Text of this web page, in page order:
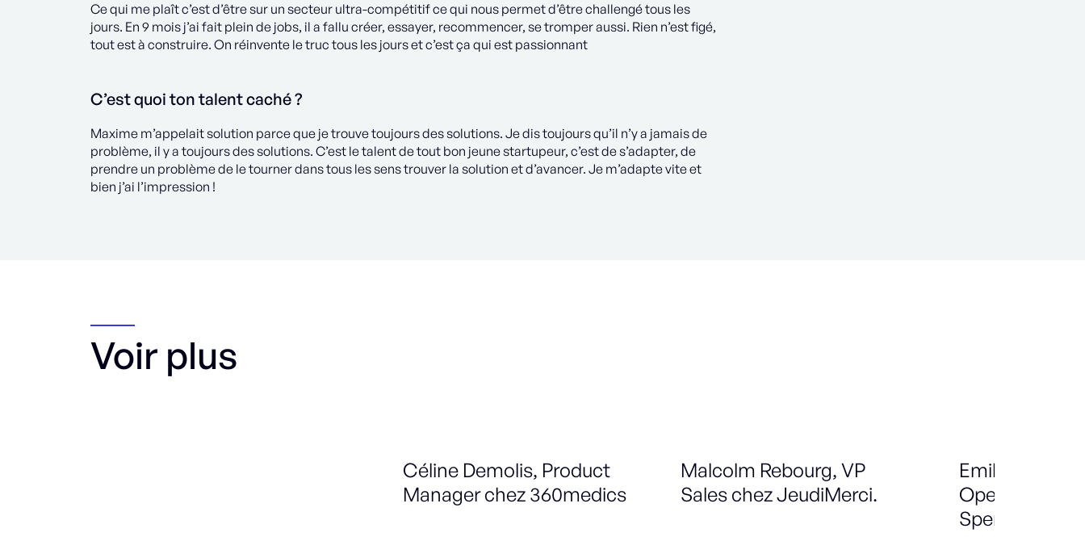
Ce qui me plaît c’est d’être sur un secteur ultra-compétitif ce qui nous permet d’être challengé tous les
jours. En 9 mois j’ai fait plein de jobs, il a fallu créer, essayer, recommencer, se tromper aussi. Rien n’est figé,
tout est à construire. On réinvente le truc tous les jours et c’est ça qui est passionnant
C’est quoi ton talent caché ?
Maxime m’appelait solution parce que je trouve toujours des solutions. Je dis toujours qu’il n’y a jamais de
problème, il y a toujours des solutions. C’est le talent de tout bon jeune startupeur, c’est de s’adapter, de
prendre un problème de le tourner dans tous les sens trouver la solution et d’avancer. Je m’adapte vite et
bien j’ai l’impression !
Voir plus
Céline Demolis, Product
Manager chez 360medics
Malcolm Rebourg, VP
Sales chez JeudiMerci.
Emilien
Operations
Spendesk.